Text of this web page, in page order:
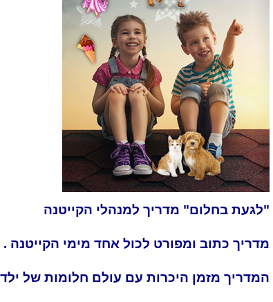
"לגעת בחלום" מדריך למנהלי הקייטנה
מדריך כתוב ומפורט לכול אחד
המדריך מזמן היכרות עם עולם חלומות של